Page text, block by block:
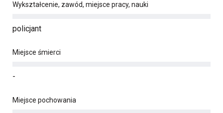
Wykształcenie, zawód, miejsce pracy, nauki
policjant
Miejsce śmierci
-
Miejsce pochowania